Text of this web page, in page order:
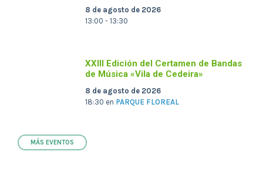
8 de agosto de 2026
13:00 - 13:30
XXIII Edición del Certamen de Bandas
de Música «Vila de Cedeira»
8 de agosto de 2026
18:30 en PARQUE FLOREAL
MÁS EVENTOS